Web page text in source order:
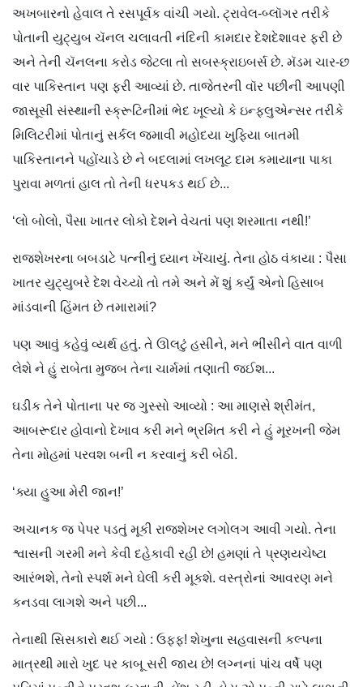
અખબારનો હેવાલ તે રસપૂર્વક વાંચી ગયો. ટ્રાવેલ-બ્લૉગર તરીકે
પોતાની યુટ્યુબ ચૅનલ ચલાવતી નંદિની કામદાર દેશદેશાવર ફરી છે
અને તેની ચૅનલના કરોડ જેટલા તો સબસ્ક્રાઇબર્સ છે. મૅડમ ચાર-છ
વાર પાકિસ્તાન પણ ફરી આવ્યાં છે. તાજેતરની વૉર પછીની આપણી
જાસૂસી સંસ્થાની સ્ક્રૂટિનીમાં ભેદ ખૂલ્યો કે ઇન્ફ્લુએન્સર તરીકે
મિલિટરીમાં પોતાનું સર્કલ જમાવી મહોદયા ખુફિયા બાતમી
પાકિસ્તાનને પહોંચાડે છે ને બદલામાં લખલૂટ દામ કમાયાના પાકા
પુરાવા મળતાં હાલ તો તેની ધરપકડ થઈ છે...
‘લો બોલો, પૈસા ખાતર લોકો દેશને વેચતાં પણ શરમાતા નથી!’
રાજશેખરના બબડાટે પત્નીનું ધ્યાન ખેંચાયું. તેના હોઠ વંકાયા : પૈસા
ખાતર યુટ્યુબરે દેશ વેચ્યો તો તમે અને મેં શું કર્યું એનો હિસાબ
માંડવાની હિંમત છે તમારામાં?
પણ આવું કહેવું વ્યર્થ હતું. તે ઊલટું હસીને, મને ભીંસીને વાત વાળી
લેશે ને હું રાબેતા મુજબ તેના ચાર્મમાં તણાતી જઈશ...
ઘડીક તેને પોતાના પર જ ગુસ્સો આવ્યો : આ માણસે શ્રીમંત,
આબરૂદાર હોવાનો દેખાવ કરી મને ભ્રમિત કરી ને હું મૂરખની જેમ
તેના મોહમાં પરવશ બની ન કરવાનું કરી બેઠી.
‘ક્યા હુઆ મેરી જાન!’
અચાનક જ પેપર પડતું મૂકી રાજશેખર લગોલગ આવી ગયો. તેના
શ્વાસની ગરમી મને કેવી દહેકાવી રહી છે! હમણાં તે પ્રણયચેષ્ટા
આરંભશે, તેનો સ્પર્શ મને ઘેલી કરી મૂકશે. વસ્ત્રોનાં આવરણ મને
કનડવા લાગશે અને પછી...
તેનાથી સિસકારો થઈ ગયો : ઉફ્ફ! શેખુના સહવાસની કલ્પના
માત્રથી મારો ખુદ પર કાબૂ સરી જાય છે! લગ્નનાં પાંચ વર્ષે પણ